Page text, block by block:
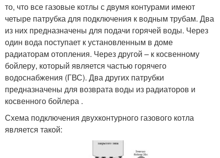
то, что все газовые котлы с двумя контурами имеют
четыре патрубка для подключения к водным трубам. Два
из них предназначены для подачи горячей воды. Через
один вода поступает к установленным в доме
радиаторам отопления. Через другой – к косвенному
бойлеру, который является частью горячего
водоснабжения (ГВС). Два других патрубки
предназначены для возврата воды из радиаторов и
косвенного бойлера .
Схема подключения двухконтурного газового котла
является такой: